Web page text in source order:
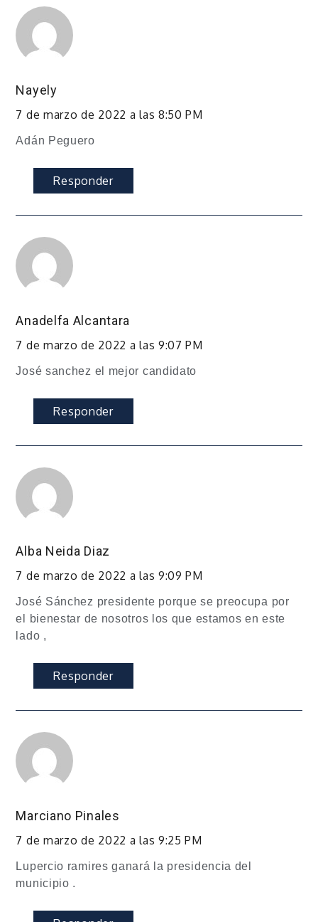
Nayely
7 de marzo de 2022 a las 8:50 PM
Adán Peguero
Responder
Anadelfa Alcantara
7 de marzo de 2022 a las 9:07 PM
José sanchez el mejor candidato
Responder
Alba Neida Diaz
7 de marzo de 2022 a las 9:09 PM
José Sánchez presidente porque se preocupa por
el bienestar de nosotros los que estamos en este
lado ,
Responder
Marciano Pinales
7 de marzo de 2022 a las 9:25 PM
Lupercio ramires ganará la presidencia del
municipio .